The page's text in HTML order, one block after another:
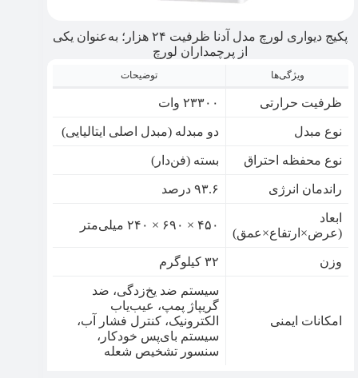
پکیج دیواری لورچ مدل آدنا ظرفیت ۲۴ هزار؛ به‌عنوان یکی
از پرچمداران لورچ
ویژگی‌ها توضیحات
ظرفیت حرارتی ۲۳۳۰۰ وات
نوع مبدل دو مبدله (مبدل اصلی ایتالیایی)
نوع محفظه احتراق بسته (فن‌دار)
راندمان انرژی ۹۳.۶ درصد
ابعاد
(عرض×ارتفاع×عمق)
۴۵۰ × ۶۹۰ × ۲۴۰ میلی‌متر
وزن ۳۲ کیلوگرم
امکانات ایمنی
سیستم ضد یخ‌زدگی، ضد
گریپاژ پمپ، عیب‌یاب
الکترونیک، کنترل فشار آب،
سیستم بای‌پس خودکار،
سنسور تشخیص شعله